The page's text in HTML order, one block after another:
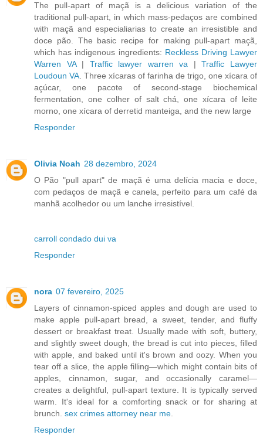
The pull-apart of maçã is a delicious variation of the
traditional pull-apart, in which mass-pedaços are combined
with maçã and especialiarias to create an irresistible and
doce pão. The basic recipe for making pull-apart maçã,
which has indigenous ingredients: Reckless Driving Lawyer
Warren VA| Traffic lawyer warren va |Traffic Lawyer
Loudoun VA. Three xícaras of farinha de trigo, one xícara of
açúcar, one pacote of second-stage biochemical
fermentation, one colher of salt chá, one xícara of leite
morno, one xícara of derretid manteiga, and the new large
Responder
Olivia Noah 28 dezembro, 2024
O Pão "pull apart" de maçã é uma delícia macia e doce,
com pedaços de maçã e canela, perfeito para um café da
manhã acolhedor ou um lanche irresistível.
carroll condado dui va
Responder
nora 07 fevereiro, 2025
Layers of cinnamon-spiced apples and dough are used to
make apple pull-apart bread, a sweet, tender, and fluffy
dessert or breakfast treat. Usually made with soft, buttery,
and slightly sweet dough, the bread is cut into pieces, filled
with apple, and baked until it's brown and oozy. When you
tear off a slice, the apple filling—which might contain bits of
apples, cinnamon, sugar, and occasionally caramel—
creates a delightful, pull-apart texture. It is typically served
warm. It's ideal for a comforting snack or for sharing at
brunch. sex crimes attorney near me.
Responder